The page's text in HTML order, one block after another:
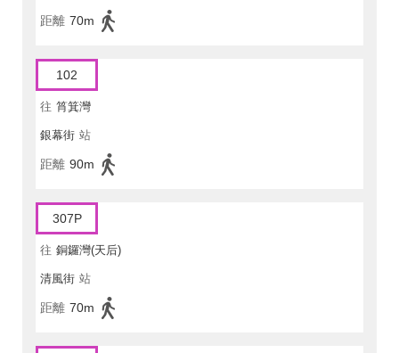
距離 70m
102
往 筲箕灣
銀幕街 站
距離 90m
307P
往 銅鑼灣(天后)
清風街 站
距離 70m